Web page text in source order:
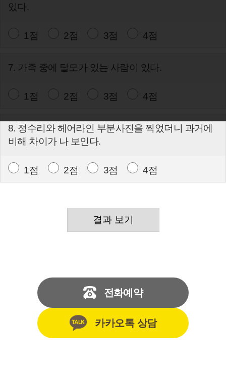
있다.
1점 2점 3점 4점
7. 가족 중에 탈모가 있는 사람이 있다.
1점 2점 3점 4점
8. 정수리와 헤어라인 부분사진을 찍었더니 과거에
비해 차이가 나 보인다.
1점 2점 3점 4점
전화예약
카카오톡 상담